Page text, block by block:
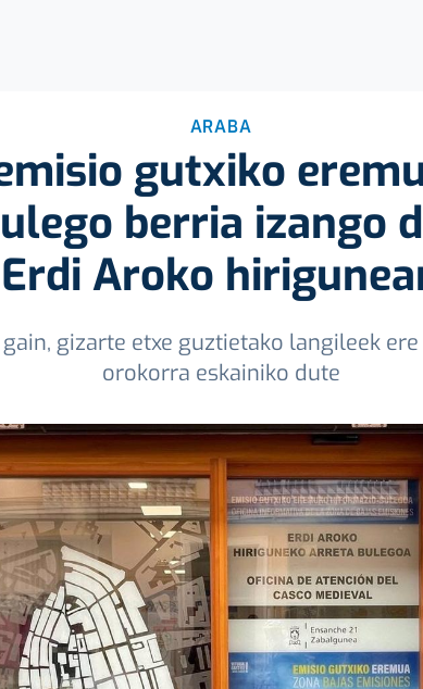
ARABA
gutxiko
berria izango
Erdi Aroko
gizarte etxe guztietako langileek
orokorra eskainiko dute